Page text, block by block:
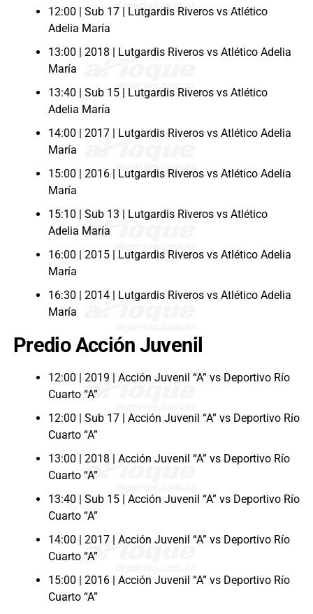
12:00 | Sub 17 | Lutgardis Riveros vs Atlético
Adelia María
13:00 | 2018 | Lutgardis Riveros vs Atlético Adelia
María
13:40 | Sub 15 | Lutgardis Riveros vs Atlético
Adelia María
14:00 | 2017 | Lutgardis Riveros vs Atlético Adelia
María
15:00 | 2016 | Lutgardis Riveros vs Atlético Adelia
María
15:10 | Sub 13 | Lutgardis Riveros vs Atlético
Adelia María
16:00 | 2015 | Lutgardis Riveros vs Atlético Adelia
María
16:30 | 2014 | Lutgardis Riveros vs Atlético Adelia
María
Predio Acción Juvenil
12:00 | 2019 | Acción Juvenil “A” vs Deportivo Río
Cuarto “A”
12:00 | Sub 17 | Acción Juvenil “A” vs Deportivo Río
Cuarto “A”
13:00 | 2018 | Acción Juvenil “A” vs Deportivo Río
Cuarto “A”
13:40 | Sub 15 | Acción Juvenil “A” vs Deportivo Río
Cuarto “A”
14:00 | 2017 | Acción Juvenil “A” vs Deportivo Río
Cuarto “A”
15:00 | 2016 | Acción Juvenil “A” vs Deportivo Río
Cuarto “A”